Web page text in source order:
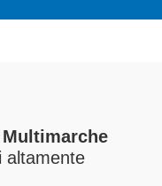
altamente